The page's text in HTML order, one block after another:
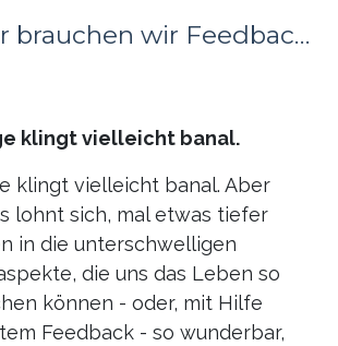
1.3 Wofür brauchen wir Feedback?
klingt vielleicht banal.
klingt vielleicht banal. Aber
lohnt sich, mal etwas tiefer
in die unterschwelligen
die uns das Leben so
können - oder, mit Hilfe
Feedback - so wunderbar,